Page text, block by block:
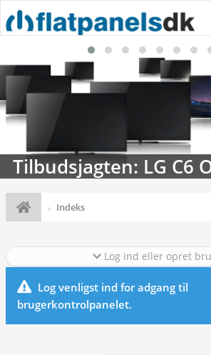
Tilbudsjagten: LG C6
Indeks
Log ind eller opret
Log venligst ind for adgang til
brugerkontrolpanelet.